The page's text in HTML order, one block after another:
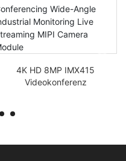
4K HD 8MP IMX415
Videokonferenz
Live-Streaming MIPI-